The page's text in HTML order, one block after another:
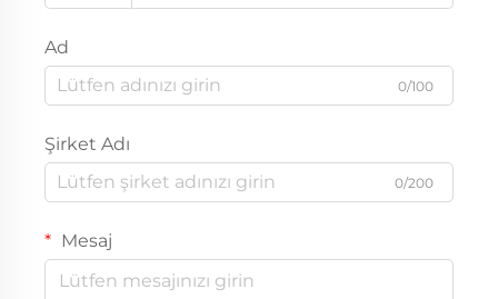
Ad
0/100
Şirket Adı
0/200
Mesaj